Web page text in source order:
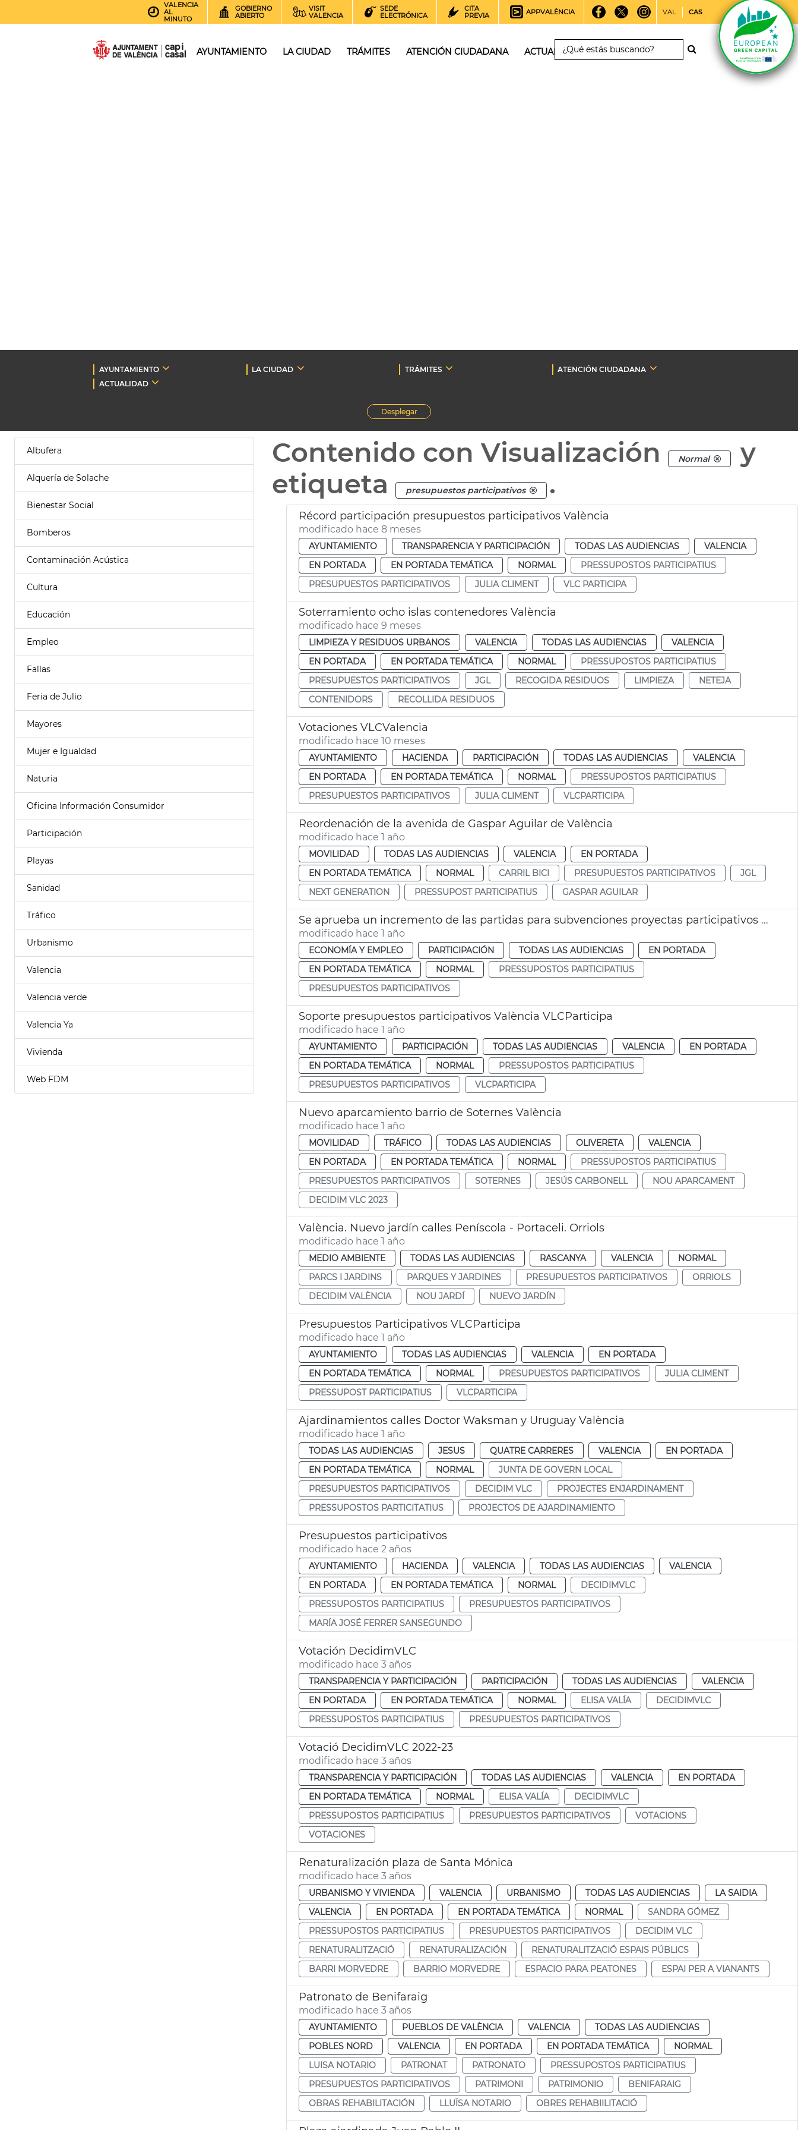
VALENCIA
AL
MINUTO
GOBIERNO
ABIERTO
VISIT
VALENCIA
SEDE
ELECTRÓNICA
CITA
PREVIA
APPVALÈNCIA VAL CAS
AYUNTAMIENTO LA CIUDAD TRÁMITES ATENCIÓN CIUDADANA ACTUALIDAD
AYUNTAMIENTO LA CIUDAD TRÁMITES
ATENCIÓN CIUDADANA
ACTUALIDAD
Desplegar
Albufera
Alquería de Solache
Bienestar Social
Bomberos
Contaminación Acústica
Cultura
Educación
Empleo
Fallas
Feria de Julio
Mayores
Mujer e Igualdad
Naturia
Oficina Información Consumidor
Participación
Playas
Sanidad
Tráfico
Urbanismo
Valencia
Valencia verde
Valencia Ya
Vivienda
Web FDM
Contenido con Visualización Normal
y
etiqueta
presupuestos participativos .
Récord participación presupuestos participativos València
modificado hace 8 meses
AYUNTAMIENTO TRANSPARENCIA Y PARTICIPACIÓN TODAS LAS AUDIENCIAS
VALENCIA
EN PORTADA
EN PORTADA TEMÁTICA NORMAL
PRESSUPOSTOS PARTICIPATIUS
PRESUPUESTOS PARTICIPATIVOS
JULIA CLIMENT VLC PARTICIPA
Soterramiento ocho islas contenedores València
modificado hace 9 meses
LIMPIEZA Y RESIDUOS URBANOS VALENCIA TODAS LAS AUDIENCIAS
VALENCIA
EN PORTADA
EN PORTADA TEMÁTICA NORMAL
PRESSUPOSTOS PARTICIPATIUS
PRESUPUESTOS PARTICIPATIVOS
JGL RECOGIDA RESIDUOS LIMPIEZA
NETEJA
CONTENIDORS
RECOLLIDA RESIDUOS
Votaciones VLCValencia
modificado hace 10 meses
AYUNTAMIENTO HACIENDA PARTICIPACIÓN TODAS LAS AUDIENCIAS
VALENCIA
EN PORTADA
EN PORTADA TEMÁTICA NORMAL
PRESSUPOSTOS PARTICIPATIUS
PRESUPUESTOS PARTICIPATIVOS
JULIA CLIMENT VLCPARTICIPA
Reordenación de la avenida de Gaspar Aguilar de València
modificado hace 1 año
MOVILIDAD TODAS LAS AUDIENCIAS VALENCIA
EN PORTADA
EN PORTADA TEMÁTICA
NORMAL CARRIL BICI PRESUPUESTOS PARTICIPATIVOS
JGL
NEXT GENERATION
PRESSUPOST PARTICIPATIUS GASPAR AGUILAR
Se aprueba un incremento de las partidas para subvenciones proyectas participativos València
modificado hace 1 año
ECONOMÍA Y EMPLEO PARTICIPACIÓN TODAS LAS AUDIENCIAS
EN PORTADA
EN PORTADA TEMÁTICA
NORMAL
PRESSUPOSTOS PARTICIPATIUS
PRESUPUESTOS PARTICIPATIVOS
Soporte presupuestos participativos València VLCParticipa
modificado hace 1 año
AYUNTAMIENTO PARTICIPACIÓN TODAS LAS AUDIENCIAS VALENCIA
EN PORTADA
EN PORTADA TEMÁTICA
NORMAL
PRESSUPOSTOS PARTICIPATIUS
PRESUPUESTOS PARTICIPATIVOS
VLCPARTICIPA
Nuevo aparcamiento barrio de Soternes València
modificado hace 1 año
MOVILIDAD TRÁFICO TODAS LAS AUDIENCIAS OLIVERETA
VALENCIA
EN PORTADA
EN PORTADA TEMÁTICA NORMAL
PRESSUPOSTOS PARTICIPATIUS
PRESUPUESTOS PARTICIPATIVOS
SOTERNES JESÚS CARBONELL
NOU APARCAMENT
DECIDIM VLC 2023
València. Nuevo jardín calles Peníscola - Portaceli. Orriols
modificado hace 1 año
MEDIO AMBIENTE TODAS LAS AUDIENCIAS RASCANYA VALENCIA
NORMAL
PARCS I JARDINS
PARQUES Y JARDINES PRESUPUESTOS PARTICIPATIVOS
ORRIOLS
DECIDIM VALÈNCIA
NOU JARDÍ NUEVO JARDÍN
Presupuestos Participativos VLCParticipa
modificado hace 1 año
AYUNTAMIENTO TODAS LAS AUDIENCIAS VALENCIA
EN PORTADA
EN PORTADA TEMÁTICA
NORMAL PRESUPUESTOS PARTICIPATIVOS
JULIA CLIMENT
PRESSUPOST PARTICIPATIUS
VLCPARTICIPA
Ajardinamientos calles Doctor Waksman y Uruguay València
modificado hace 1 año
TODAS LAS AUDIENCIAS JESUS QUATRE CARRERES VALENCIA
EN PORTADA
EN PORTADA TEMÁTICA
NORMAL
JUNTA DE GOVERN LOCAL
PRESUPUESTOS PARTICIPATIVOS
DECIDIM VLC
PROJECTES ENJARDINAMENT
PRESSUPOSTOS PARTICITATIUS
PROJECTOS DE AJARDINAMIENTO
Presupuestos participativos
modificado hace 2 años
AYUNTAMIENTO HACIENDA VALENCIA TODAS LAS AUDIENCIAS
VALENCIA
EN PORTADA
EN PORTADA TEMÁTICA NORMAL
DECIDIMVLC
PRESSUPOSTOS PARTICIPATIUS
PRESUPUESTOS PARTICIPATIVOS
MARÍA JOSÉ FERRER SANSEGUNDO
Votación DecidimVLC
modificado hace 3 años
TRANSPARENCIA Y PARTICIPACIÓN PARTICIPACIÓN TODAS LAS AUDIENCIAS
VALENCIA
EN PORTADA
EN PORTADA TEMÁTICA NORMAL ELISA VALÍA
DECIDIMVLC
PRESSUPOSTOS PARTICIPATIUS
PRESUPUESTOS PARTICIPATIVOS
Votació DecidimVLC 2022-23
modificado hace 3 años
TRANSPARENCIA Y PARTICIPACIÓN TODAS LAS AUDIENCIAS VALENCIA
EN PORTADA
EN PORTADA TEMÁTICA
NORMAL ELISA VALÍA
DECIDIMVLC
PRESSUPOSTOS PARTICIPATIUS
PRESUPUESTOS PARTICIPATIVOS
VOTACIONS
VOTACIONES
Renaturalización plaza de Santa Mónica
modificado hace 3 años
URBANISMO Y VIVIENDA VALENCIA URBANISMO TODAS LAS AUDIENCIAS
LA SAIDIA
VALENCIA
EN PORTADA EN PORTADA TEMÁTICA NORMAL
SANDRA GÓMEZ
PRESSUPOSTOS PARTICIPATIUS
PRESUPUESTOS PARTICIPATIVOS
DECIDIM VLC
RENATURALITZACIÓ
RENATURALIZACIÓN
RENATURALITZACIÓ ESPAIS PÚBLICS
BARRI MORVEDRE
BARRIO MORVEDRE ESPACIO PARA PEATONES ESPAI PER A VIANANTS
Patronato de Benifaraig
modificado hace 3 años
AYUNTAMIENTO PUEBLOS DE VALÈNCIA VALENCIA
TODAS LAS AUDIENCIAS
POBLES NORD
VALENCIA EN PORTADA EN PORTADA TEMÁTICA
NORMAL
LUISA NOTARIO
PATRONAT PATRONATO
PRESSUPOSTOS PARTICIPATIUS
PRESUPUESTOS PARTICIPATIVOS
PATRIMONI PATRIMONIO
BENIFARAIG
OBRAS REHABILITACIÓN
LLUÏSA NOTARIO OBRES REHABIILITACIÓ